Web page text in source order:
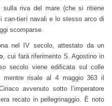
sulla riva del mare (che si ritiene
can-tieri navali e lo stesso arco di
scomparse.
nel IV secolo, attestato da un
, cui farà riferimento S. Agostino in
secolo viene edificata sul colle
risale al 4 maggio 363 il
avvenuto sotto l’imperatore
recato in pellegrinaggio. È noto